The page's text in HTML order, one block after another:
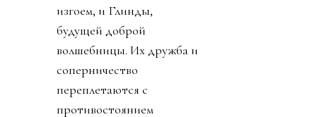
изгоем, и Глинды,
будущей доброй
волшебницы. Их дружба и
соперничество
переплетаются с
противостоянием